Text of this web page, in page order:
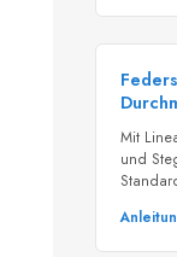
Mit
und